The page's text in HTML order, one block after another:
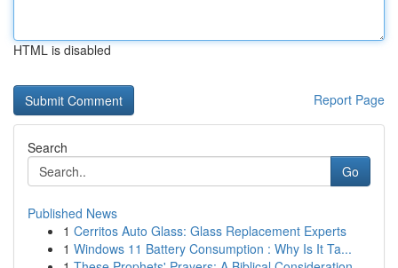
HTML is disabled
Report Page
Search
Go
Published News
1 Cerritos Auto Glass: Glass Replacement Experts
1 Windows 11 Battery Consumption : Why Is It Ta...